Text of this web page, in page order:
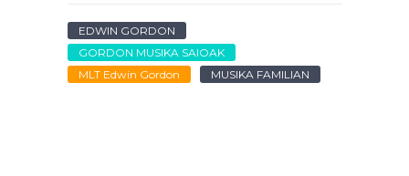
EDWIN GORDON
GORDON MUSIKA SAIOAK
MLT Edwin Gordon
MUSIKA FAMILIAN